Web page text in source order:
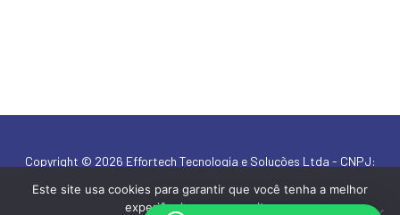
Copyright © 2026 Effortech Tecnologia e Soluções Ltda - CNPJ:
Este site usa cookies para garantir que você tenha a melhor
experiência em nosso site.